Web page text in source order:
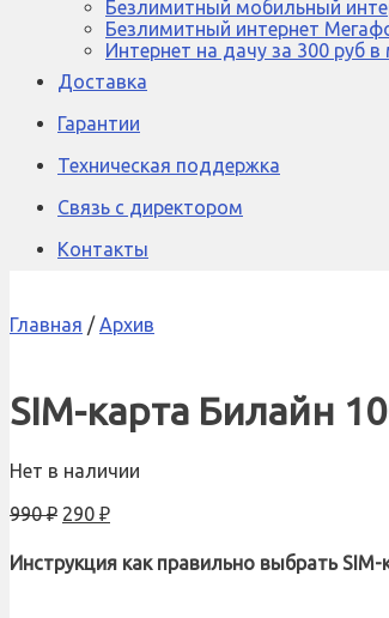
Безлимитный мобильный
Безлимитный интернет
Интернет на дачу за 300 руб в
Доставка
Гарантии
Техническая поддержка
Связь с директором
Контакты
Главная / Архив
SIM-карта Билайн
Нет в наличии
990₽ 290 ₽
Инструкция как правильно выбрать SIM-